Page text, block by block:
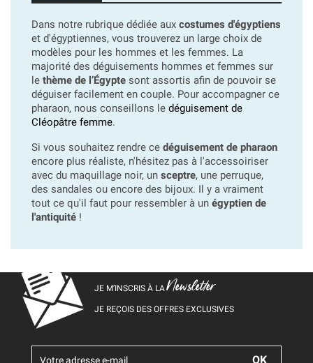
Dans notre rubrique dédiée aux costumes d'égyptiens
et d'égyptiennes, vous trouverez un large choix de
modèles pour les hommes et les femmes. La
majorité des déguisements hommes et femmes sur
le thème de l’Égypte sont assortis afin de pouvoir se
déguiser facilement en couple. Pour accompagner ce
pharaon, nous conseillons le déguisement de
Cléopâtre femme.
Si vous souhaitez rendre ce déguisement de pharaon
encore plus réaliste, n'hésitez pas à l'accessoiriser
avec du maquillage noir, un sceptre, une perruque,
des sandales ou encore des bijoux. Il y a vraiment
tout ce qu'il faut pour ressembler à un égyptien de
l'antiquité !
JE M’INSCRIS À LANewsletter
JE REÇOIS DES OFFRES EXCLUSIVES